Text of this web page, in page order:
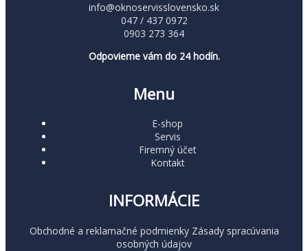
info@oknoservisslovensko.sk
047 / 437 0972
0903 273 364
Odpovieme vám do 24 hodín.
Menu
E-shop
Servis
Firemný účet
Kontakt
INFORMÁCIE
Obchodné a reklamačné podmienky Zásady spracúvania
osobných údajov